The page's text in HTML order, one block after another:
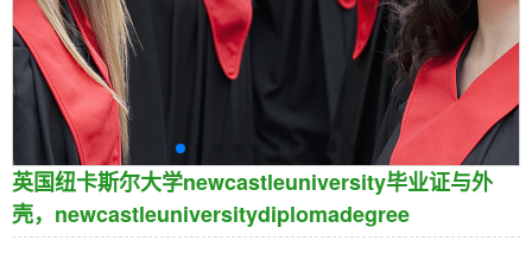
英国纽卡斯尔大学newcastleuniversity毕业证与外
壳，newcastleuniversitydiplomadegree